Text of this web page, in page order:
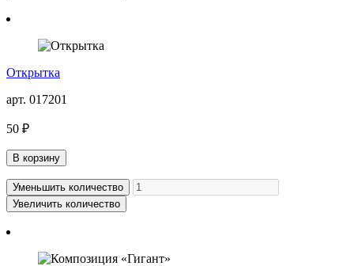
Открытка
арт. 017201
50 ₽
В корзину
Уменьшить количество
Увеличить количество